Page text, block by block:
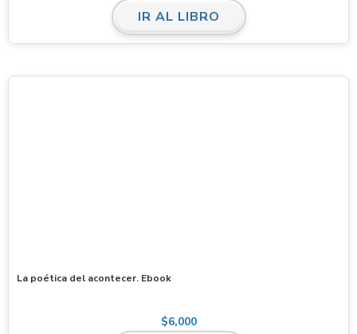
IR AL LIBRO
La poética del acontecer. Ebook
$6,000